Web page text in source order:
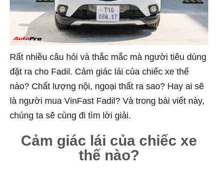
Rất nhiều câu hỏi và thắc mắc mà người tiêu dùng
đặt ra cho Fadil. Cảm giác lái của chiếc xe thế
nào? Chất lượng nội, ngoại thất ra sao? Hay ai sẽ
là người mua VinFast Fadil? Và trong bài viết này,
chúng ta sẽ cùng đi tìm lời giải.
Cảm giác lái của chiếc xe
thế nào?